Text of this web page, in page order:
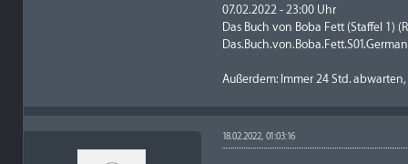
07.02.2022 - 23:00 Uhr
Das Buch von Boba Fett (Staffel 1)
Außerdem: Immer 24 Std.
18.02.2022, 01:03:16